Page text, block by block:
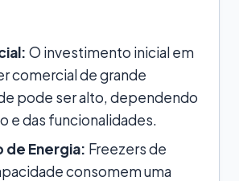
O investimento inicial em
comercial de grande
pode ser alto, dependendo
e das funcionalidades.
de Energia: Freezers de
consomem uma